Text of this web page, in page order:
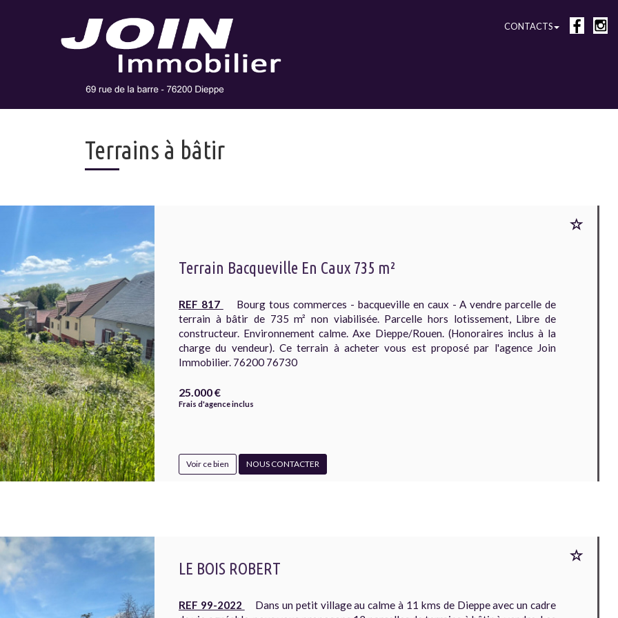
CONTACTS
Terrains à bâtir
Terrain Bacqueville En Caux 735 m²
REF 817
Bourg tous commerces - bacqueville en caux - A vendre parcelle de
terrain à bâtir de 735 m² non viabilisée. Parcelle hors lotissement, Libre de
constructeur. Environnement calme. Axe Dieppe/Rouen. (Honoraires inclus à la
charge du vendeur). Ce terrain à acheter vous est proposé par l'agence Join
Immobilier. 76200 76730
25.000 €
Frais d'agence inclus
Voir ce bien NOUS CONTACTER
LE BOIS ROBERT
REF 99-2022
Dans un petit village au calme à 11 kms de Dieppe avec un cadre